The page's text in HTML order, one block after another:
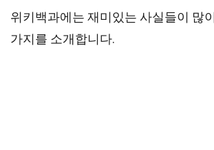
위키백과에는 재미있는 사실들이 많
가지를 소개합니다.